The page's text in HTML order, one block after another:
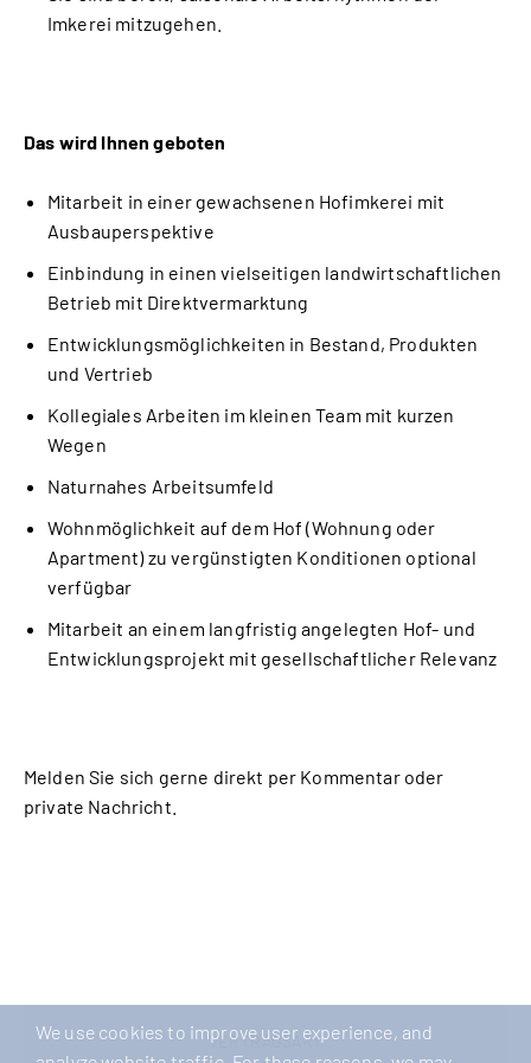
VERTRAGSART
Imkerei mitzugehen.
Das wird Ihnen geboten
Mitarbeit in einer gewachsenen Hofimkerei mit
Ausbauperspektive
Einbindung in einen vielseitigen landwirtschaftlichen
Betrieb mit Direktvermarktung
Entwicklungsmöglichkeiten in Bestand, Produkten
und Vertrieb
Kollegiales Arbeiten im kleinen Team mit kurzen
Wegen
Naturnahes Arbeitsumfeld
Wohnmöglichkeit auf dem Hof (Wohnung oder
Apartment) zu vergünstigten Konditionen optional
verfügbar
Mitarbeit an einem langfristig angelegten Hof- und
Entwicklungsprojekt mit gesellschaftlicher Relevanz
Melden Sie sich gerne direkt per Kommentar oder
private Nachricht.
We use cookies to improve user experience, and